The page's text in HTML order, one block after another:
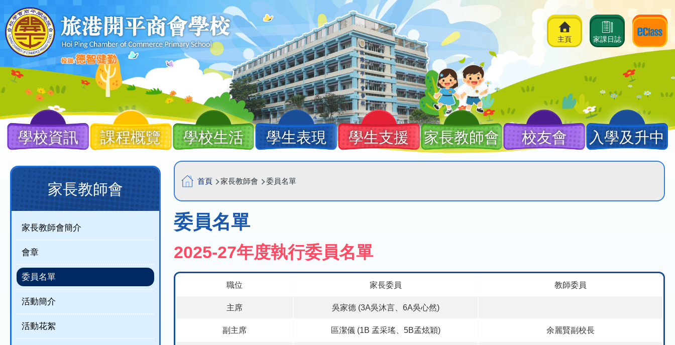
移至主內容
家課日誌
主頁
Main
navigation
學校資訊 課程概覽 學校生活 學生表現 學生支援 家長教師會 校友會 入學及升中
導
航
連
結
首頁 家長教師會 委員名單
委員名單
2025-27年度執行委員名單
職位 家長委員 教師委員
主席 吳家德 (3A吳沐言、6A吳心然)
副主席 區潔儀 (1B 孟采瑤、5B孟炫穎) 余麗賢副校長
Main
navigation
(new)
家長教師會
家長教師會簡介
會章
委員名單
活動簡介
活動花絮